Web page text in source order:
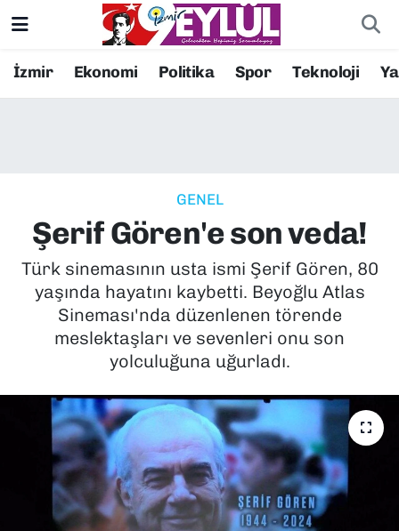
İzmir Ekonomi Politika Spor Teknoloji
GENEL
Şerif Gören'e son veda!
Türk sinemasının usta ismi Şerif Gören, 80
yaşında hayatını kaybetti. Beyoğlu Atlas
Sineması'nda düzenlenen törende
meslektaşları ve sevenleri onu son
yolculuğuna uğurladı.
Resmi İlanlar
EKONOMİ
KÜLTÜR SANAT
MAGAZİN
SAĞLIK
SPOR
TEKNOLOJİ
Konak Nöbetçi Eczaneler
Süper Lig Puan Durumu ve Fikstür
Tüm Manşetler
Son Dakika Haberleri
Haber Arşivi